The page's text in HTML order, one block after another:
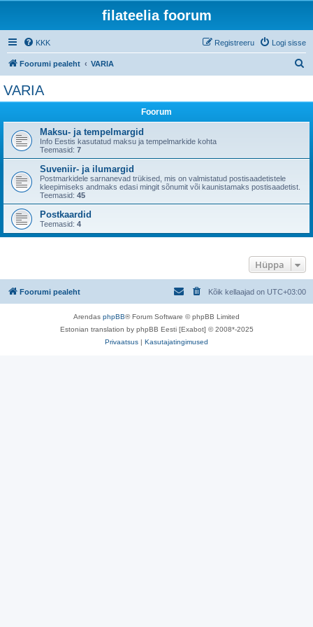
filateelia foorum
KKK Logi sisse
Registreeru
Foorumi pealeht VARIA
VARIA
Foorum
Maksu- ja tempelmargid
Info Eestis kasutatud maksu ja tempelmarkide kohta
Teemasid: 7
Suveniir- ja ilumargid
Postmarkidele sarnanevad trükised, mis on valmistatud postisaadetistele
kleepimiseks andmaks edasi mingit sõnumit või kaunistamaks postisaadetist.
Teemasid: 45
Postkaardid
Teemasid: 4
Hüppa
Foorumi pealeht Kõik kellaajad on UTC+03:00
Arendas phpBB® Forum Software © phpBB Limited
Estonian translation by phpBB Eesti [Exabot] © 2008*-2025
Privaatsus | Kasutajatingimused